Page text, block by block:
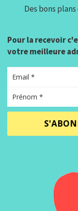
Des bons
Pour la recevoir
votre meilleure